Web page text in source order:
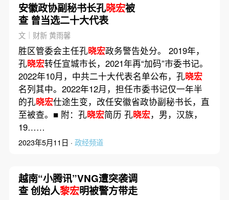
安徽政协副秘书长孔晓宏被
查 曾当选二十大代表
文｜财新 黄雨馨
胜区管委会主任孔晓宏政务警告处分。 2019年，
孔晓宏转任宣城市长，2021年再“加码”市委书记。
2022年10月，中共二十大代表名单公布，孔晓宏
名列其中。2022年12月，担任市委书记仅一年半
的孔晓宏仕途生变，改任安徽省政协副秘书长，直
至被查。■ 附：孔晓宏简历 孔晓宏，男，汉族，
19……
2023年5月11日 · 政经频道
越南“小腾讯”VNG遭突袭调
查 创始人黎宏明被警方带走